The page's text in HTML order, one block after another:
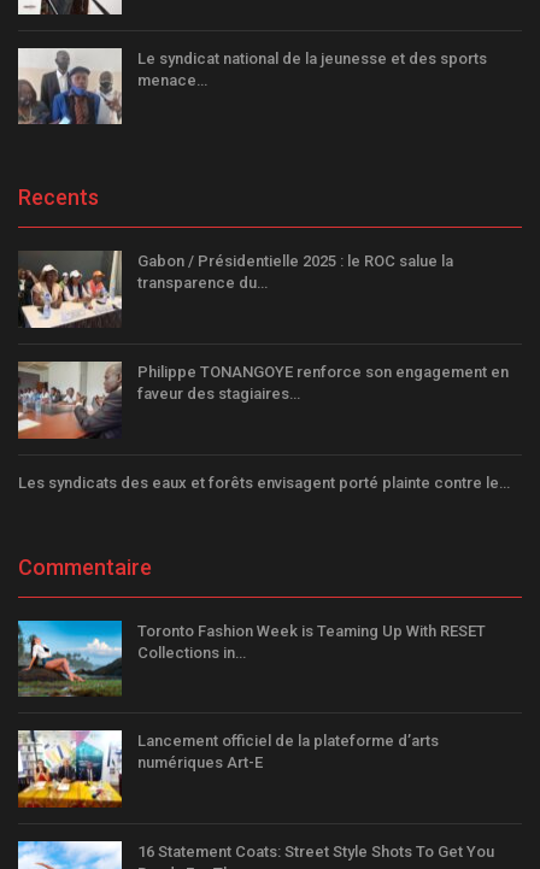
Le syndicat national de la jeunesse et des sports
menace…
Recents
Gabon / Présidentielle 2025 : le ROC salue la
transparence du…
Philippe TONANGOYE renforce son engagement en
faveur des stagiaires…
Les syndicats des eaux et forêts envisagent porté plainte contre le…
Commentaire
Toronto Fashion Week is Teaming Up With RESET
Collections in…
Lancement officiel de la plateforme d’arts
numériques Art-E
16 Statement Coats: Street Style Shots To Get You